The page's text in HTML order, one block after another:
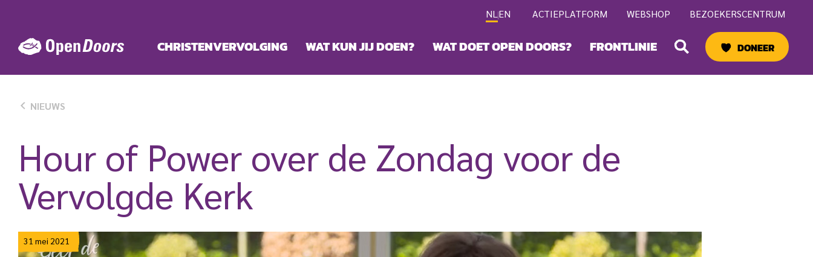
inhoud
NL EN ACTIEPLATFORM WEBSHOP BEZOEKERSCENTRUM
CHRISTENVERVOLGING WAT KUN JIJ DOEN? WAT DOET OPEN DOORS? FRONTLINIE Zoeken DONEER
NIEUWS
Hour of Power over de Zondag voor de
Vervolgde Kerk
31 mei 2021